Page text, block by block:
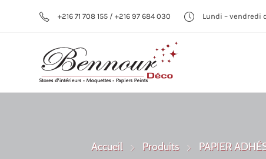
+216 71 708 155 / +216 97 684 030 Lundi – vendredi
Accueil Produits PAPIER